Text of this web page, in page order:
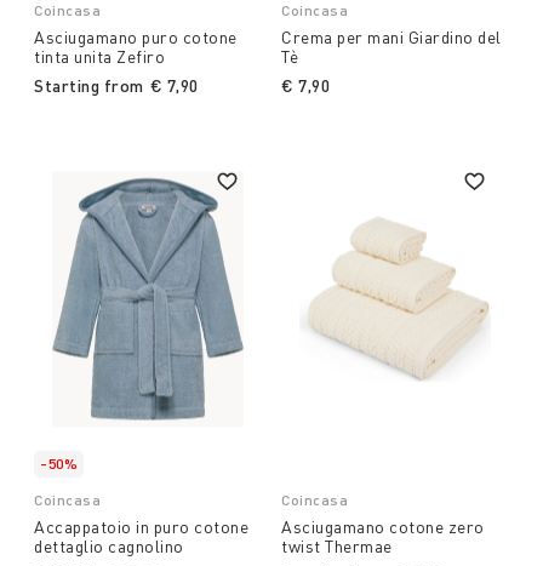
Coincasa
Asciugamano puro cotone
tinta unita Zefiro
Starting from € 7,90
Coincasa
Crema per mani Giardino del
Tè
€ 7,90
-50%
Coincasa
Accappatoio in puro cotone
dettaglio cagnolino
Coincasa
Asciugamano cotone zero
twist Thermae